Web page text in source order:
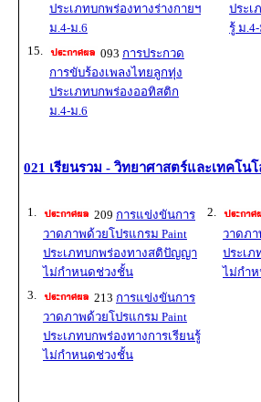
ประเภทบกพร่องทางร่างกายฯ
ม.4-ม.6
ประเ
รู้ ม
15.
093 การประกวด
การขับร้องเพลงไทยลูกทุ่ง
ประเภทบกพร่องออทิสติก
ม.4-ม.6
021 เรียนรวม - วิทยาศาสตร์และเทคโน
1. 209 การแข่งขันการ
วาดภาพด้วยโปรแกรม Paint
ประเภทบกพร่องทางสติปัญญา
ไม่กำหนดช่วงชั้น
2.
วาดภา
ประเภ
ไม่กำ
3.
213 การแข่งขันการ
วาดภาพด้วยโปรแกรม Paint
ประเภทบกพร่องทางการเรียนรู้
ไม่กำหนดช่วงชั้น